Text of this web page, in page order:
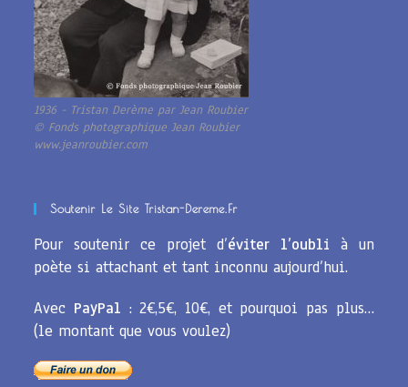
1936 - Tristan Derème par Jean Roubier
© Fonds photographique Jean Roubier
www.jeanroubier.com
Soutenir Le Site Tristan-Dereme.fr
Pour soutenir ce projet d’éviter l’oubli à un
poète si attachant et tant inconnu aujourd’hui.
Avec PayPal : 2€,5€, 10€, et pourquoi pas plus…
(le montant que vous voulez)